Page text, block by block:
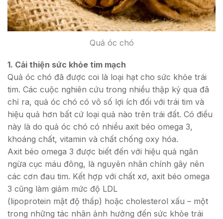
Quả óc chó
1. Cải thiện sức khỏe tim mạch
Quả óc chó đã được coi là loại hạt cho sức khỏe trái
tim. Các cuộc nghiên cứu trong nhiều thập kỷ qua đã
chỉ ra, quả óc chó có vô số lợi ích đối với trái tim và
hiệu quả hơn bất cứ loại quả nào trên trái đất. Có điều
này là do quả óc chó có nhiều axit béo omega 3,
khoáng chất, vitamin và chất chống oxy hóa.
Axit béo omega 3 được biết đến với hiệu quả ngăn
ngừa cục máu đông, là nguyên nhân chính gây nên
các cơn đau tim. Kết hợp với chất xơ, axit béo omega
3 cũng làm giảm mức độ LDL
(lipoprotein mật độ thấp) hoặc cholesterol xấu – một
trong những tác nhân ảnh hưởng đến sức khỏe trái